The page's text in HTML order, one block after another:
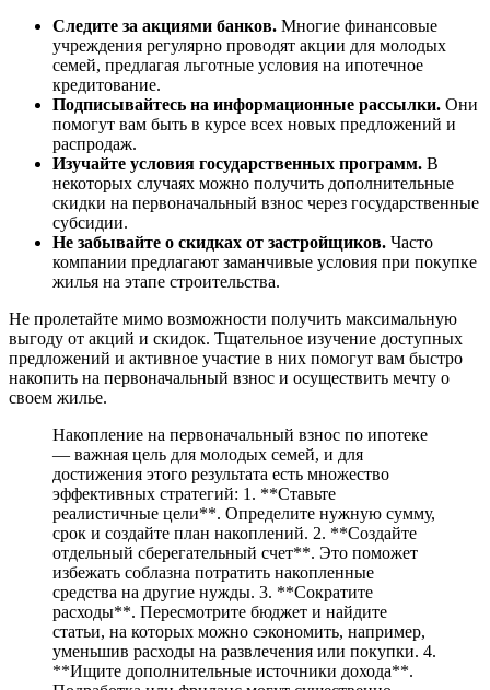
Следите за акциями банков. Многие финансовые
учреждения регулярно проводят акции для молодых
семей, предлагая льготные условия на ипотечное
кредитование.
Подписывайтесь на информационные рассылки. Они
помогут вам быть в курсе всех новых предложений и
распродаж.
Изучайте условия государственных программ. В
некоторых случаях можно получить дополнительные
скидки на первоначальный взнос через государственные
субсидии.
Не забывайте о скидках от застройщиков. Часто
компании предлагают заманчивые условия при покупке
жилья на этапе строительства.
Не пролетайте мимо возможности получить максимальную
выгоду от акций и скидок. Тщательное изучение доступных
предложений и активное участие в них помогут вам быстро
накопить на первоначальный взнос и осуществить мечту о
своем жилье.
Накопление на первоначальный взнос по ипотеке
— важная цель для молодых семей, и для
достижения этого результата есть множество
эффективных стратегий: 1. **Ставьте
реалистичные цели**. Определите нужную сумму,
срок и создайте план накоплений. 2. **Создайте
отдельный сберегательный счет**. Это поможет
избежать соблазна потратить накопленные
средства на другие нужды. 3. **Сократите
расходы**. Пересмотрите бюджет и найдите
статьи, на которых можно сэкономить, например,
уменьшив расходы на развлечения или покупки. 4.
**Ищите дополнительные источники дохода**.